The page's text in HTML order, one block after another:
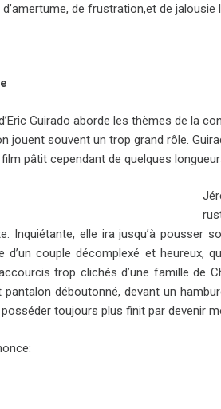
de frustration,et de jalousie
Guirado aborde les thèmes de la
jouent souvent un trop grand rôle.
pâtit cependant de quelques
Inquiétante, elle ira jusqu’à pousser
d’un couple décomplexé et heureux,
trop clichés d’une famille de
pantalon déboutonné, devant un
toujours plus finit par devenir